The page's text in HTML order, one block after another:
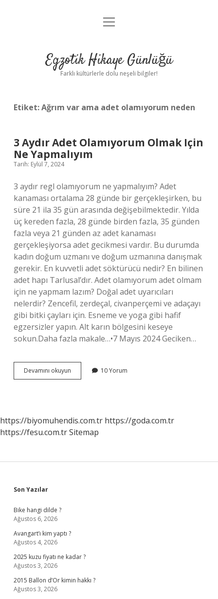
Anasayfa
Yasal Uyarı
menüyü
Egzotik Hikaye Günlüğü
Farklı kültürlerle dolu neşeli bilgiler!
Etiket:Ağrım var ama adet olamıyorum neden
3 Aydır Adet Olamıyorum Olmak Için
Ne Yapmalıyım
Tarih: Eylül 7, 2024
3 aydır regl olamıyorum ne yapmalıyım? Adet
kanaması ortalama 28 günde bir gerçekleşirken, bu
süre 21 ila 35 gün arasında değişebilmektedir. Yılda
üç kereden fazla, 28 günde birden fazla, 35 günden
fazla veya 21 günden az adet kanaması
gerçekleşiyorsa adet gecikmesi vardır. Bu durumda
kadın doğum uzmanı ve doğum uzmanına danışmak
gerekir. En kuvvetli adet söktürücü nedir? En bilinen
adet hapı Tarlusal’dır. Adet olamıyorum adet olmam
için ne yapmam lazım? Doğal adet uyarıcıları
nelerdir? Zencefil, zerdeçal, civanperçemi ve adaçayı
gibi bitki çayları için. Esneme ve yoga gibi hafif
egzersizler yapın. Alt karın bölgesini keseye
sokun.Daha fazla makale…•7 Mayıs 2024 Geciken…
Devamını okuyun
Aydır
Ne
Yapmalıyım
10 Yorum
https://biyomuhendis.com.tr https://goda.com.tr
https://fesu.com.trSitemap
Sidebar
Son Yazılar
Bike hangi dilde ?
Ağustos 6, 2026
Avangart’ı kim yaptı ?
Ağustos 4, 2026
2025 kuzu fiyatı ne kadar ?
Ağustos 3, 2026
2015 Ballon d’Or kimin hakkı ?
Ağustos 3, 2026